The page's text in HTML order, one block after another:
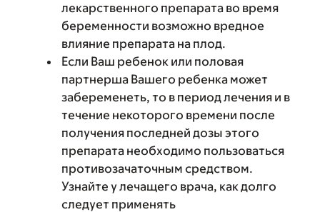
лекарственного препарата во время
беременности возможно вредное
влияние препарата на плод.
Если Ваш ребенок или половая
партнерша Вашего ребенка может
забеременеть, то в период лечения и в
течение некоторого времени после
получения последней дозы этого
препарата необходимо пользоваться
противозачаточным средством.
Узнайте у лечащего врача, как долго
следует применять